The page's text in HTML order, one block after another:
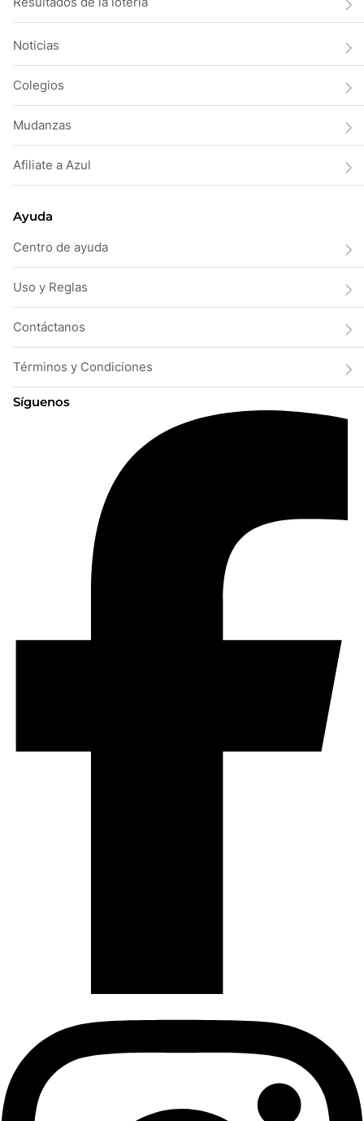
Noticias
Colegios
Mudanzas
Afiliate a Azul
Ayuda
Centro de ayuda
Uso y Reglas
Contáctanos
Términos y Condiciones
Síguenos